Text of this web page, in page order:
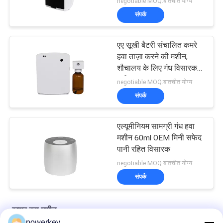
संपर्क
एए सूखी बैटरी संचालित कमरे
हवा ताज़ा करने की मशीन,
शौचालय के लिए गंध विसारक
मशीन
negotiable MOQ:बातचीत योग्य
संपर्क
एल्यूमीनियम सामग्री गंध हवा
मशीन 60ml OEM मिनी सफेद
पानी रहित विसारक
negotiable MOQ:बातचीत योग्य
संपर्क
खुशबू हवा मशीन